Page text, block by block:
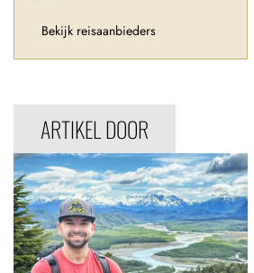
Bekijk reisaanbieders
ARTIKEL DOOR